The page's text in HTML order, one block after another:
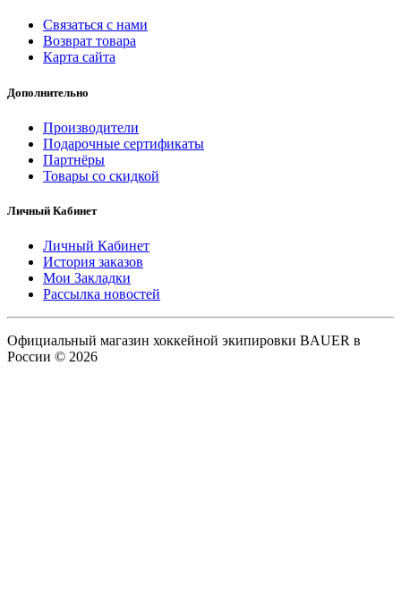
Связаться с нами
Возврат товара
Карта сайта
Дополнительно
Производители
Подарочные сертификаты
Партнёры
Товары со скидкой
Личный Кабинет
Личный Кабинет
История заказов
Мои Закладки
Рассылка новостей
Официальный магазин хоккейной экипировки BAUER в
России © 2026